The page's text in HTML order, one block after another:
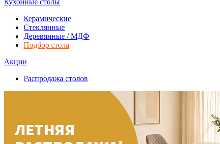
Кухонные столы
Керамические
Стеклянные
Деревянные / МДФ
Подбор стола
Акции
Распродажа столов